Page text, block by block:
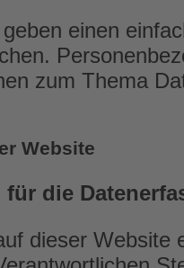
einen
zum Thema
Website
die
dieser